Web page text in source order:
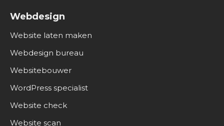
Webdesign
Website laten maken
Webdesign bureau
Websitebouwer
WordPress specialist
Website check
Website scan